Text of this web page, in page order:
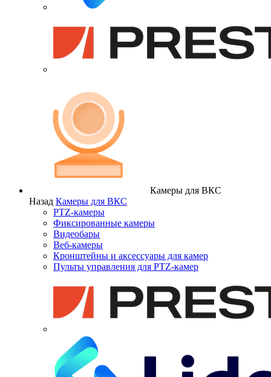
Камеры для ВКС
Назад Камеры для ВКС
PTZ-камеры
Фиксированные камеры
Видеобары
Веб-камеры
Кронштейны и аксессуары для камер
Пульты управления для PTZ-камер